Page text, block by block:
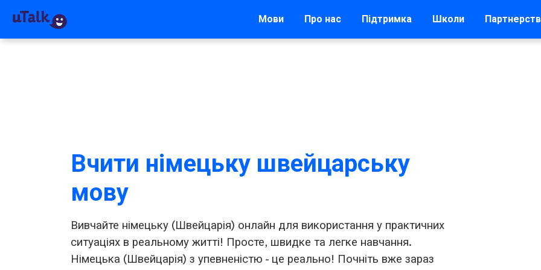
Мови Про нас Підтримка Школи
Вчити німецьку швейцарську
мову
Вивчайте німецьку (Швейцарія) онлайн для використання у практичних
ситуаціях в реальному житті! Просте, швидке та легке навчання.
Німецька (Швейцарія) з упевненістю - це реально! Почніть вже зараз